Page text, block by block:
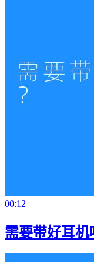
00:12
需要带好耳机